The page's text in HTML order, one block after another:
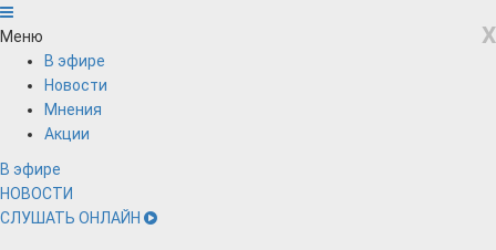
X
Меню
В эфире
Новости
Мнения
Акции
В эфире
НОВОСТИ
СЛУШАТЬ ОНЛАЙН